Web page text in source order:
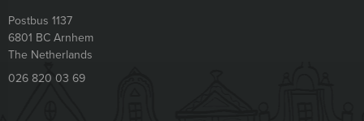
Postbus 1137
6801 BCArnhem
The Netherlands
026 820 03 69